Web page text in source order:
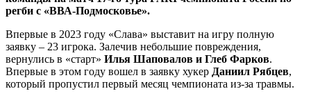
регби с «ВВА-Подмосковье».
Впервые в 2023 году «Слава» выставит на игру полную
заявку – 23 игрока. Залечив небольшие повреждения,
вернулись в «старт» Илья Шаповалов и Глеб Фарков.
Впервые в этом году вошел в заявку хукер Даниил Рябцев,
который пропустил первый месяц чемпионата из-за травмы.